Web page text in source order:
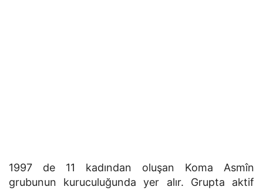
1997 de 11 kadından oluşan Koma Asmîn
grubunun kuruculuğunda yer alır. Grupta aktif